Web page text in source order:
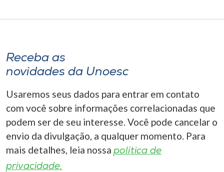
Receba as
novidades da Unoesc
Usaremos seus dados para entrar em contato
com você sobre informações correlacionadas que
podem ser de seu interesse. Você pode cancelar o
envio da divulgação, a qualquer momento. Para
mais detalhes, leia nossa política de
privacidade.